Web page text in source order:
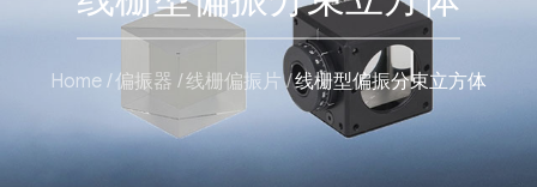
Home 偏振器 线栅偏振片 线栅型偏振分束立方体